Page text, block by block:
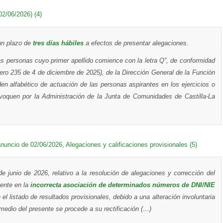
06/2026) (4)
plazo detres días hábilesa efectos de presentar alegaciones.
cuyo primer apellido comience con la letra Q”, de conformidad
235 de 4 de diciembre de 2025), de la Dirección General de la Función
alfabético de actuación de las personas aspirantes en los ejercicios o
por la Administración de la Junta de Comunidades de Castilla-La
de 02/06/2026, Alegaciones y calificaciones provisionales (5)
junio de 2026, relativo a la resolución de alegaciones y corrección del
en la incorrecta asociación de determinados números de DNI/NIE
listado de resultados provisionales, debido a una alteración involuntaria
del presente se procede a su rectificación (…)